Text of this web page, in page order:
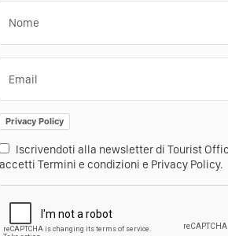
Nome
Email
Privacy Policy
Iscrivendoti alla newsletter di Tourist
accetti Termini e condizioni e Privacy Policy.